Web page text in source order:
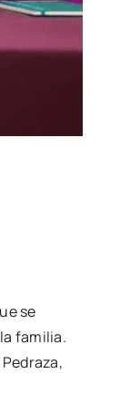
se
familia.